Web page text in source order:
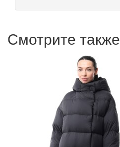
Смотрите также